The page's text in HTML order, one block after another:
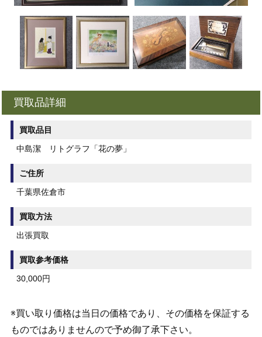
買取品詳細
買取品目
中島潔 リトグラフ「花の夢」
ご住所
千葉県佐倉市
買取方法
出張買取
買取参考価格
30,000円
※買い取り価格は当日の価格であり、その価格を保証する
ものではありませんので予め御了承下さい。